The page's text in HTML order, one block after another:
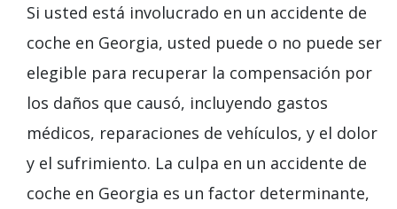
Si usted está involucrado en un accidente de
coche en Georgia, usted puede o no puede ser
elegible para recuperar la compensación por
los daños que causó, incluyendo gastos
médicos, reparaciones de vehículos, y el dolor
y el sufrimiento. La culpa en un accidente de
coche en Georgia es un factor determinante,